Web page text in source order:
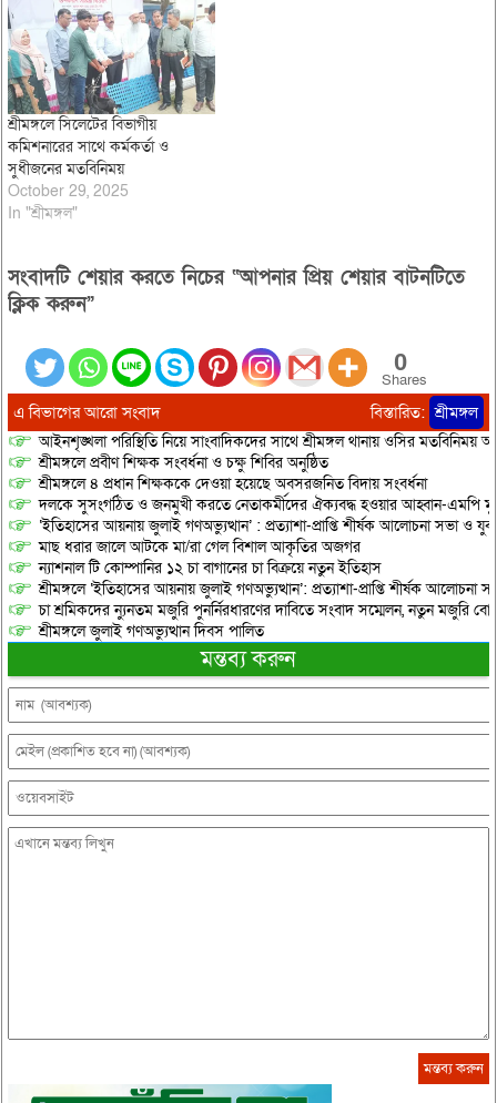
শ্রীমঙ্গলে সিলেটের বিভাগীয়
কমিশনারের সাথে কর্মকর্তা ও
সুধীজনের মতবিনিময়
October 29, 2025
In "শ্রীমঙ্গল"
সংবাদটি শেয়ার করতে নিচের “আপনার প্রিয় শেয়ার বাটনটিতে
ক্লিক করুন”
0
Shares
এ বিভাগের আরো সংবাদ বিস্তারিত: শ্রীমঙ্গল
আইনশৃঙ্খলা পরিস্থিতি নিয়ে সাংবাদিকদের সাথে শ্রীমঙ্গল থানায় ওসির মতবিনিময়
শ্রীমঙ্গলে প্রবীণ শিক্ষক সংবর্ধনা ও চক্ষু শিবির অনুষ্ঠিত
শ্রীমঙ্গলে ৪ প্রধান শিক্ষককে দেওয়া হয়েছে অবসরজনিত বিদায় সংবর্ধনা
দলকে সুসংগঠিত ও জনমুখী করতে নেতাকর্মীদের ঐক্যবদ্ধ হওয়ার আহ্বান-এমপি
‘ইতিহাসের আয়নায় জুলাই গণঅভ্যুত্থান’ : প্রত্যাশা-প্রাপ্তি শীর্ষক আলোচনা সভা ও
মাছ ধরার জালে আটকে মা/রা গেল বিশাল আকৃতির অজগর
ন্যাশনাল টি কোম্পানির ১২ চা বাগানের চা বিক্রয়ে নতুন ইতিহাস
শ্রীমঙ্গলে ‘ইতিহাসের আয়নায় জুলাই গণঅভ্যুত্থান’: প্রত্যাশা-প্রাপ্তি শীর্ষক আলোচনা
চা শ্রমিকদের ন্যুনতম মজুরি পুনর্নিরধারণের দাবিতে সংবাদ সম্মেলন, নতুন মজুরি
শ্রীমঙ্গলে জুলাই গণঅভ্যুত্থান দিবস পালিত
মন্তব্য করুন